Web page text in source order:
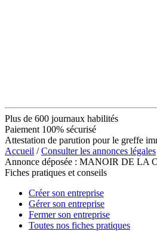
Plus de 600 journaux habilités
Paiement 100% sécurisé
Attestation de parution pour le greffe
Accueil /Consulter les annonces légales
Annonce déposée : MANOIR DE LA
Fiches pratiques et conseils
Créer son entreprise
Gérer son entreprise
Fermer son entreprise
Toutes nos fiches pratiques